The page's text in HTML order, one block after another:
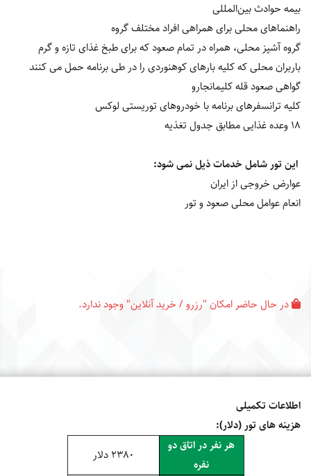
بیمه‌ حوادث بین‌المللی
راهنماهای محلی برای همراهی افراد مختلف گروه
گروه آشپز محلی، همراه در تمام صعود که برای طبخ غذای تازه و گرم
باربران محلی که کلیه بارهای کوهنوردی را در طی برنامه حمل می کنند
گواهی صعود قله کلیمانجارو
کلیه ترانسفرهای برنامه با خودروهای توریستی لوکس
18 وعده غذایی مطابق جدول تغذیه
این تور شامل خدمات ذیل نمی شود:
عوارض خروجی از ایران
انعام عوامل محلی صعود و تور
در حال حاضر امکان "رزرو / خرید آنلاین" وجود ندارد.
اطلاعات تکمیلی
هزینه های تور (دلار):
هر نفر در اتاق دو
نفره
2380 دلار